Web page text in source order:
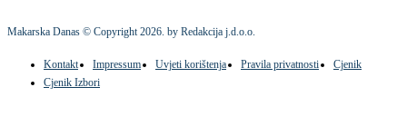
Makarska Danas © Copyright2026. by Redakcija j.d.o.o.
Kontakt Impressum Uvjeti korištenja Pravila privatnosti
Cjenik
Cjenik Izbori